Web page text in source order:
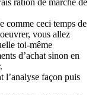
ration de marché de
comme ceci temps de
vous allez
toi-même
d’achat sinon en
l’analyse façon puis